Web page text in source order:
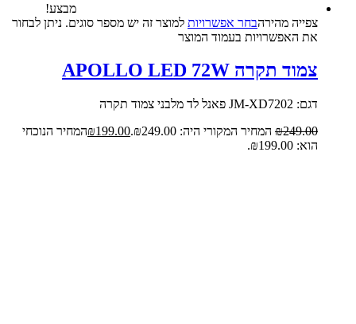
מבצע!
צפייה‬ ‫מהירה‬בחר אפשרויות למוצר זה יש מספר סוגים. ניתן לבחור
את האפשרויות בעמוד המוצר
צמוד תקרה APOLLO LED 72W
דגם: JM-XD7202 פאנל לד מלבני צמוד תקרה
₪249.00 המחיר המקורי היה: ₪249.00. ₪199.00
המחיר הנוכחי
הוא: ₪199.00.